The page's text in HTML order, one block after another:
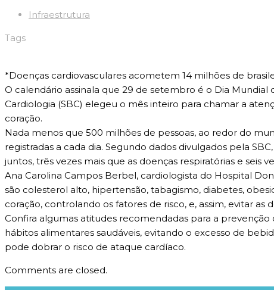
Infraestrutura
Tags
*Doenças cardiovasculares acometem 14 milhões de
O calendário assinala que 29 de setembro é o Dia Mundial
Cardiologia (SBC) elegeu o mês inteiro para chamar a
coração.
Nada menos que 500 milhões de pessoas, ao redor do
registradas a cada dia. Segundo dados divulgados pela
juntos, três vezes mais que as doenças respiratórias e seis
Ana Carolina Campos Berbel, cardiologista do Hospital
são colesterol alto, hipertensão, tabagismo, diabetes,
coração, controlando os fatores de risco, e, assim, evitar
Confira algumas atitudes recomendadas para a
hábitos alimentares saudáveis, evitando o excesso de
pode dobrar o risco de ataque cardíaco.
Comments are closed.